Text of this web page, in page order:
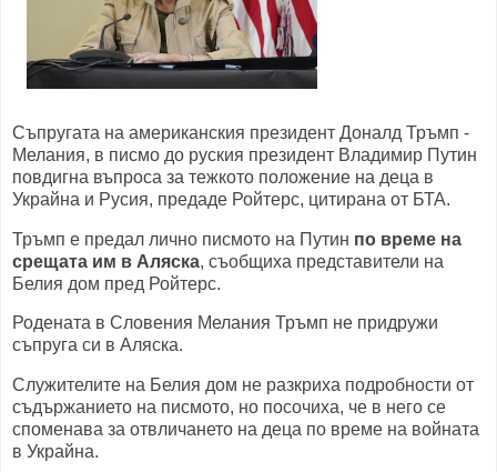
Съпругата на американския президент Доналд Тръмп -
Мелания, в писмо до руския президент Владимир Путин
повдигна въпроса за тежкото положение на деца в
Украйна и Русия, предаде Ройтерс, цитирана от БТА.
Тръмп е предал лично писмото на Путин по време на
срещата им в Аляска, съобщиха представители на
Белия дом пред Ройтерс.
Родената в Словения Мелания Тръмп не придружи
съпруга си в Аляска.
Служителите на Белия дом не разкриха подробности от
съдържанието на писмото, но посочиха, че в него се
споменава за отвличането на деца по време на войната
в Украйна.